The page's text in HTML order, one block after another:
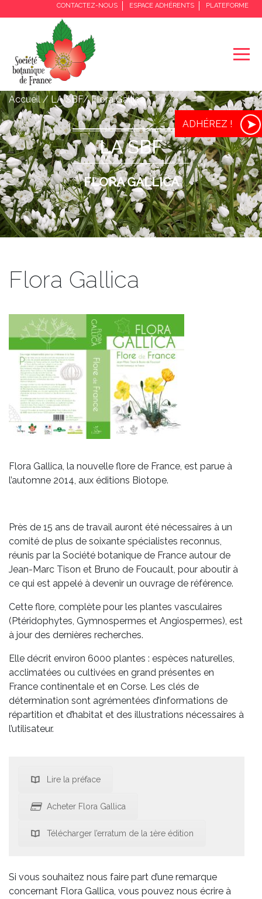
CONTACTEZ-NOUS ESPACE ADHÉRENTS PLATEFORME
ADHÉREZ !
Accueil / LA SBF/ Flora Gallica
LA SBF
FLORA GALLICA
Flora Gallica
Flora Gallica, la nouvelle flore de France, est parue à
l’automne 2014, aux éditions Biotope.
Près de 15 ans de travail auront été nécessaires à un
comité de plus de soixante spécialistes reconnus,
réunis par la Société botanique de France autour de
Jean-Marc Tison et Bruno de Foucault, pour aboutir à
ce qui est appelé à devenir un ouvrage de référence.
Cette flore, complète pour les plantes vasculaires
(Ptéridophytes, Gymnospermes et Angiospermes), est
à jour des dernières recherches.
Elle décrit environ 6000 plantes : espèces naturelles,
acclimatées ou cultivées en grand présentes en
France continentale et en Corse. Les clés de
détermination sont agrémentées d’informations de
répartition et d’habitat et des illustrations nécessaires à
l’utilisateur.
Lire la préface
Acheter Flora Gallica
Télécharger l’erratum de la 1ère édition
Si vous souhaitez nous faire part d’une remarque
concernant Flora Gallica, vous pouvez nous écrire à